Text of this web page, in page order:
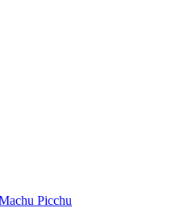
Picchu